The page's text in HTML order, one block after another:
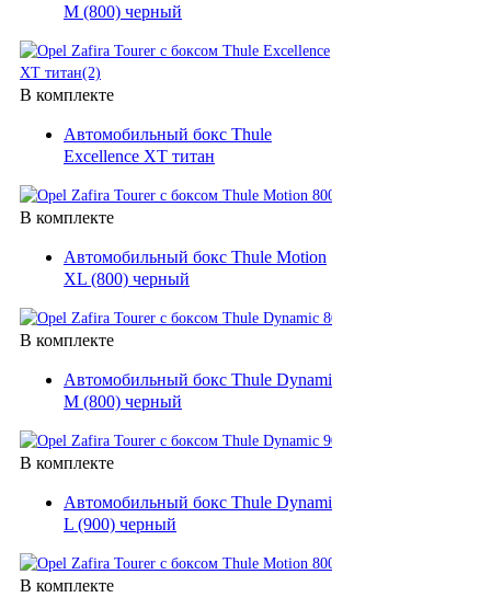
M (800) черный
В комплекте
Автомобильный бокс Thule
Excellence XT титан
В комплекте
Автомобильный бокс Thule Motion
XL (800) черный
В комплекте
Автомобильный бокс Thule Dynamic
M (800) черный
В комплекте
Автомобильный бокс Thule Dynamic
L (900) черный
В комплекте